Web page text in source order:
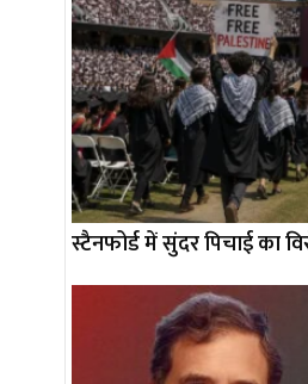
स्टैनफोर्ड में सुंदर पिचाई का